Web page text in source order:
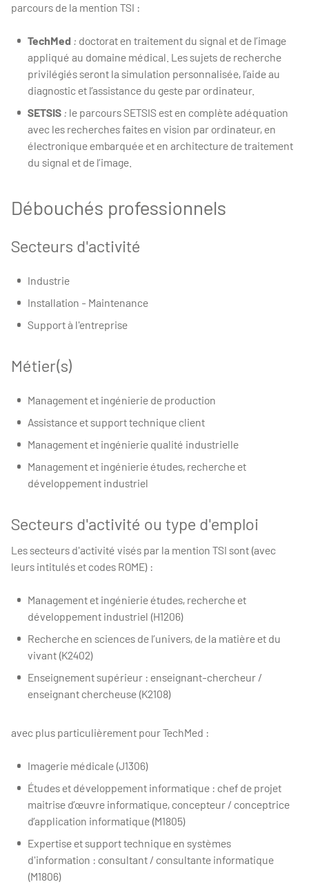
parcours de la mention TSI :
TechMed : doctorat en traitement du signal et de l’image
appliqué au domaine médical. Les sujets de recherche
privilégiés seront la simulation personnalisée, l’aide au
diagnostic et l’assistance du geste par ordinateur.
SETSIS : le parcours SETSIS est en complète adéquation
avec les recherches faites en vision par ordinateur, en
électronique embarquée et en architecture de traitement
du signal et de l’image.
Débouchés professionnels
Secteurs d'activité
Industrie
Installation - Maintenance
Support à l'entreprise
Métier(s)
Management et ingénierie de production
Assistance et support technique client
Management et ingénierie qualité industrielle
Management et ingénierie études, recherche et
développement industriel
Secteurs d'activité ou type d'emploi
Les secteurs d'activité visés par la mention TSI sont (avec
leurs intitulés et codes ROME) :
Management et ingénierie études, recherche et
développement industriel (H1206)
Recherche en sciences de l’univers, de la matière et du
vivant (K2402)
Enseignement supérieur : enseignant-chercheur /
enseignant chercheuse (K2108)
avec plus particulièrement pour TechMed :
Imagerie médicale (J1306)
Études et développement informatique : chef de projet
maitrise d’œuvre informatique, concepteur / conceptrice
d’application informatique (M1805)
Expertise et support technique en systèmes
d'information : consultant / consultante informatique
(M1806)